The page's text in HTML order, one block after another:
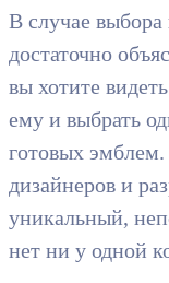
В случае выбора
достаточно
вы хотите
ему и выбрать
готовых
дизайнеров и
уникальный,
нет ни у одной